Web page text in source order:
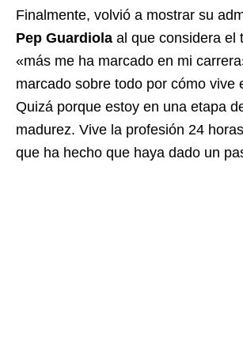
Finalmente, volvió a mostrar su
Pep Guardiola al que considera el
«más me ha marcado en mi
marcado sobre todo por cómo vive
Quizá porque estoy en una etapa
madurez. Vive la profesión 24
que ha hecho que haya dado un